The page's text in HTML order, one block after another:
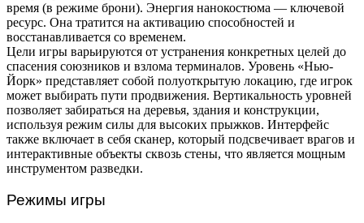
время (в режиме брони). Энергия нанокостюма — ключевой
ресурс. Она тратится на активацию способностей и
восстанавливается со временем.
Цели игры варьируются от устранения конкретных целей до
спасения союзников и взлома терминалов. Уровень «Нью-
Йорк» представляет собой полуоткрытую локацию, где игрок
может выбирать пути продвижения. Вертикальность уровней
позволяет забираться на деревья, здания и конструкции,
используя режим силы для высоких прыжков. Интерфейс
также включает в себя сканер, который подсвечивает врагов и
интерактивные объекты сквозь стены, что является мощным
инструментом разведки.
Режимы игры